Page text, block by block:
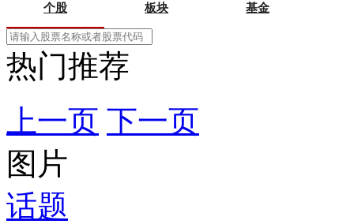
个股 板块 基金
热门推荐
上一页 下一页
图片
话题